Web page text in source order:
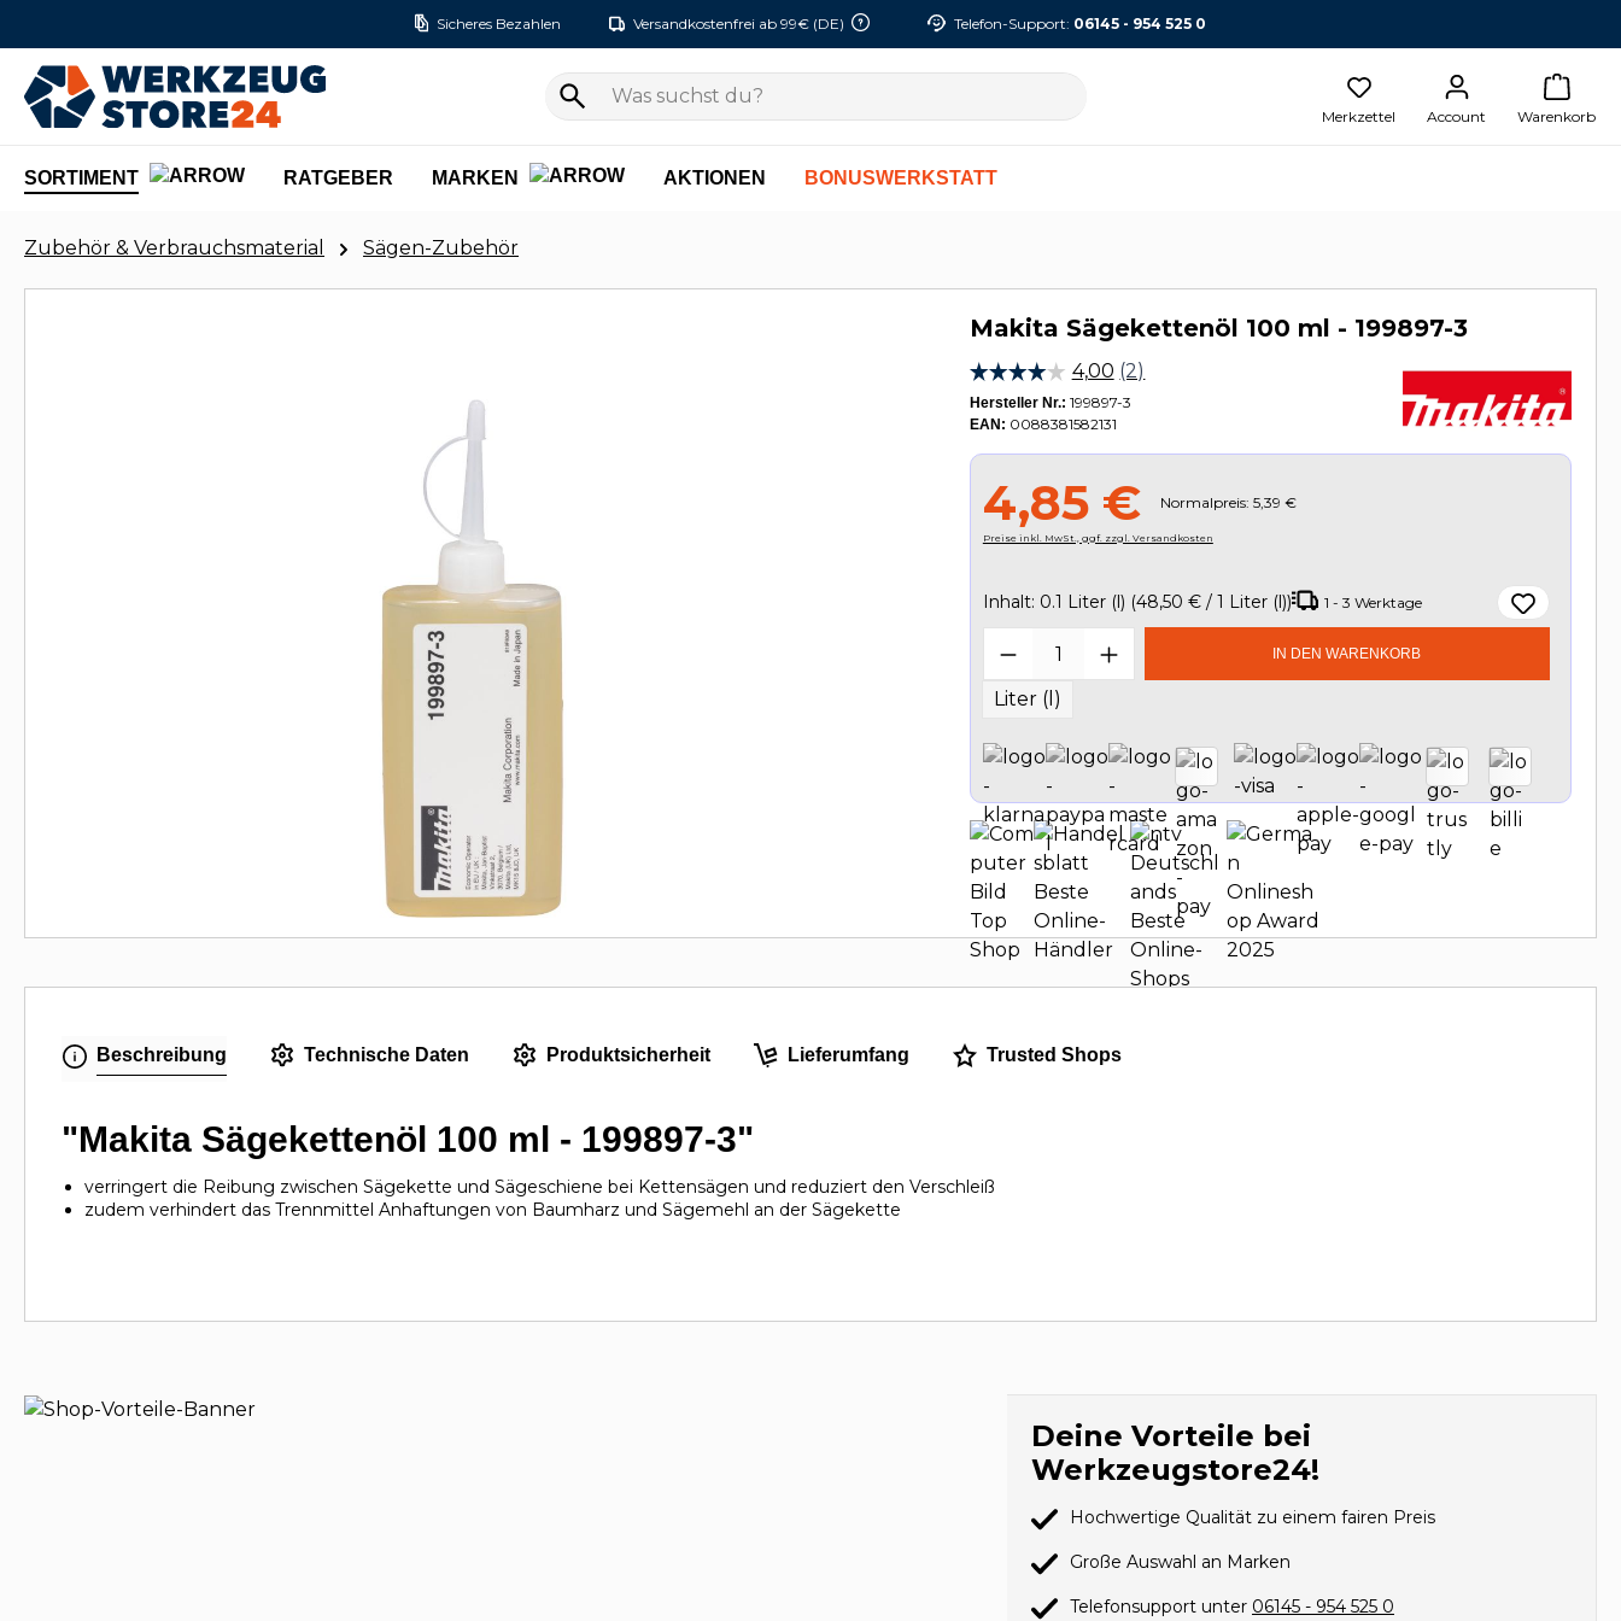
Sicheres Bezahlen Versandkostenfrei ab 99€ (DE) Telefon-Support: 06145 - 954 525 0
Merkzettel Account Warenkorb
SORTIMENT RATGEBER MARKEN AKTIONEN BONUSWERKSTATT
Zubehör & Verbrauchsmaterial Sägen-Zubehör
Makita Sägekettenöl 100 ml - 199897-3
Hersteller Nr.: 199897-3
EAN: 0088381582131
4,85 € Normalpreis: 5,39 €
Preise inkl. MwSt., ggf. zzgl. Versandkosten
Inhalt: 0.1 Liter (l) (48,50 € / 1 Liter (l)) 1 - 3 Werktage
Produkt Anzahl: Gib den gewünschten
Liter (l)
IN DEN WARENKORB
Beschreibung Technische Daten Produktsicherheit Lieferumfang Trusted Shops
"Makita Sägekettenöl 100 ml - 199897-3"
verringert die Reibung zwischen Sägekette und Sägeschiene bei Kettensägen und reduziert den Verschleiß
zudem verhindert das Trennmittel Anhaftungen von Baumharz und Sägemehl an der Sägekette
Deine Vorteile bei
Werkzeugstore24!
Hochwertige Qualität zu einem fairen Preis
Große Auswahl an Marken
Telefonsupport unter 06145 - 954 525 0